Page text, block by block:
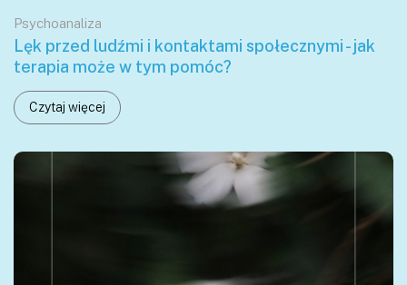
Psychoanaliza
Lęk przed ludźmi i kontaktami społecznymi - jak
terapia może w tym pomóc?
Czytaj więcej